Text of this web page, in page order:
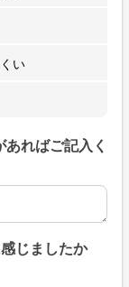
い
ればご記入く
ればご記入くだ
じましたか